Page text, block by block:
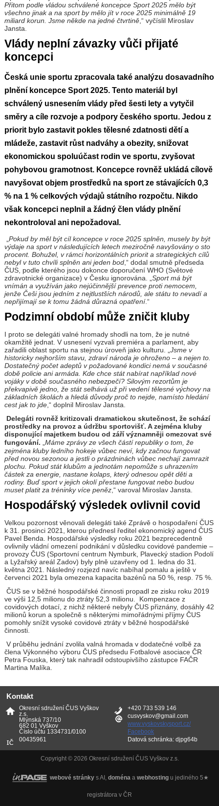
Přitom podle vládou schválené koncepce Sport 2025 mělo být
všechno jinak a na sport by mělo jít v roce 2025 minimálně 19
miliard korun. Jsme někde na jedné čtvrtině,“ vyčíslil Miroslav
Jansta.
Vlády neplní závazky vůči přijaté
koncepci
Česká unie sportu zpracovala také analýzu dosavadního
plnění koncepce Sport 2025. Tento materiál byl
schválený usnesením vlády před šesti lety a vytyčil
směry a cíle rozvoje a podpory českého sportu. Jedou z
priorit bylo zastavit pokles tělesné zdatnosti dětí a
mládeže, zastavit růst nadváhy a obezity, snižovat
ekonomickou spoluúčast rodin ve sportu, zvyšovat
pohybovou gramotnost. Koncepce rovněž ukládá cílově
navyšovat objem prostředků na sport ze stávajících 0,3
% na 1 % celkových výdajů státního rozpočtu. Nikdo
však koncepci neplnil a žádný člen vlády plnění
nekontroloval ani nepožadoval.
„Pokud by měl být cíl koncepce v roce 2025 splněn, musely by být
výdaje na sport v následujících letech meziročně navyšovány o sto
procent. Bohužel, v rámci horizontálních priorit a strategických cílů
nebyl v tuto chvíli splněn ani jeden bod,“ dodal smutně předseda
ČUS, podle kterého jsou dokonce doporučení WHO (Světové
zdravotnické organizace) v Česku ignorována. „Sport má být
vnímán a využíván jako nejúčinnější prevence proti nemocem,
jenže Češi jsou jedním z nejtlustších národů, ale státu to nevadí a
nepřijímají se k tomu žádná důrazná opatření.“
Podzimní období může zničit kluby
I proto se delegáti valné hromady shodli na tom, že je nutné
okamžitě jednat. V usnesení vyzvali premiéra a parlament, aby
zařadili oblast sportu na stejnou úroveň jako kulturu. „Jsme v
historicky nejhorším stavu, zdraví národa je ohroženo – a nejen to.
Dostatečný počet adeptů v požadované kondici nemá v současné
době policie ani armáda. Kde chce stát nabírat například nové
vojáky v době současného nebezpečí? Silovým rezortům je
překvapivě jedno, že stát selhává už při vedení tělesné výchovy na
základních školách a hledá důvody proč to nejde, namísto hledání
cest jak to jde,“ doplnil Miroslav Jansta.
Delegáti rovněž kritizovali dramatickou skutečnost, že schází
prostředky na provoz a údržbu sportovišť. A zejména kluby
disponující majetkem budou od září významněji omezovat své
fungování. „Máme zprávy ze všech částí republiky o tom, že
zejména kluby ledního hokeje vůbec neví, kdy začnou fungovat
před novou sezonou a jestli o prázdninách vůbec nechají zamrazit
plochu. Pokud stát klubům a jednotám nepomůže s uhrazením
částek za energie, nastane kolaps, který odnesou opět děti a
rodiny. Buď sport v jejich okolí přestane fungovat nebo budou
muset platit za tréninky více peněz,“ varoval Miroslav Jansta.
Hospodářský výsledek ovlivnil covid
Velkou pozornost věnovali delegáti také Zprávě o hospodaření ČUS
k 31. prosinci 2021, kterou přednesl ředitel ekonomický agend ČUS
Pavel Benda. Hospodářské výsledky roku 2021 bezprecedentně
ovlivnily vládní omezení podnikání v důsledku covidové pandemie –
provozy ČUS (Sportovní centrum Nymburk, Plavecký stadion Podolí
a Lyžařský areál Zadov) byly plně uzavřeny od 1. ledna do 31.
května 2021. Následný rozjezd navíc nabíhal pomalu a ještě v
červenci 2021 byla omezena kapacita bazénů na 50 %, resp. 75 %.
ČUS se v běžné hospodářské činnosti propadl ze zisku roku 2019
ve výši 12,5 milionu do ztráty 52,3 milionu. Kompenzace z
covidových dotací, z nichž některé nebyly ČUS přiznány, dosáhly 42
milionů korun a společně s některými mimořádnými příjmy ČUS
pomohly snížit vysoké covidové ztráty v běžné hospodářské
činnosti.
V průběhu jednání zvolila valná hromada v dodatečné volbě za
člena Výkonného výboru ČUS předsedu Fotbalové asociace ČR
Petra Fouska, který tak nahradil odstoupivšího zástupce FAČR
Martina Malíka.
Kontakt
Okresní sdružení ČUS Vyškov
z.s.
Mlýnská 737/10
682 01 Vyškov
Číslo účtu 1334731/0100
00435961
+420 733 539 146
cusvyskov@gmail.com
www.vyskovskysport.cz/
Facebook
Datová schránka: djpg64b
Copyright © 2026 Okresní sdružení ČUS Vyškov z.s.
webové stránky s AI, doména a webhosting u jediného 5★
registrátora v ČR